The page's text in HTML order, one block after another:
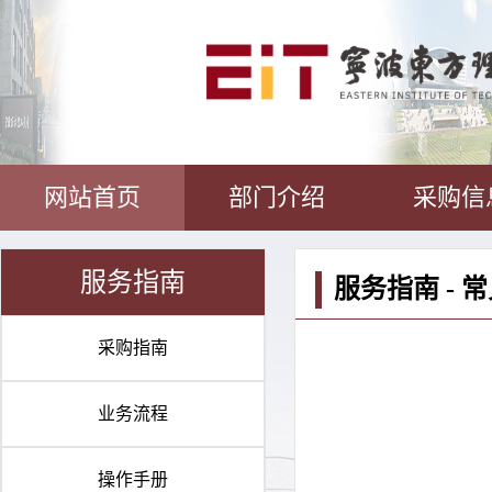
网站首页 部门介绍 采购信
服务指南
采购指南
业务流程
操作手册
服务指南 -